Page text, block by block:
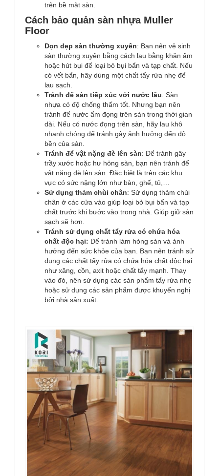
trên bề mặt sàn.
Cách bảo quản sàn nhựa Muller
Floor
Dọn dẹp sàn thường xuyên: Bạn nên vệ sinh
sàn thường xuyên bằng cách lau bằng khăn ẩm
hoặc hút bụi để loại bỏ bụi bẩn và tạp chất. Nếu
có vết bẩn, hãy dùng một chất tẩy rửa nhẹ để
lau sạch.
Tránh để sàn tiếp xúc với nước lâu: Sàn
nhựa có độ chống thấm tốt. Nhưng bạn nên
tránh để nước ẩm đọng trên sàn trong thời gian
dài. Nếu có nước đọng trên sàn, hãy lau khô
nhanh chóng để tránh gây ảnh hưởng đến độ
bền của sàn.
Tránh để vật nặng đè lên sàn: Để tránh gây
trầy xước hoặc hư hỏng sàn, bạn nên tránh để
vật nặng đè lên sàn. Đặc biệt là trên các khu
vực có sức nặng lớn như bàn, ghế, tủ,…
Sử dụng thảm chùi chân: Sử dụng thảm chùi
chân ở các cửa vào giúp loại bỏ bụi bẩn và tạp
chất trước khi bước vào trong nhà. Giúp giữ sàn
sạch sẽ hơn.
Tránh sử dụng chất tẩy rửa có chứa hóa
chất độc hại: Để tránh làm hỏng sàn và ảnh
hưởng đến sức khỏe của bạn. Bạn nên tránh sử
dụng các chất tẩy rửa có chứa hóa chất độc hại
như xăng, cồn, axit hoặc chất tẩy mạnh. Thay
vào đó, nên sử dụng các sản phẩm tẩy rửa nhẹ
hoặc sử dụng các sản phẩm được khuyến nghị
bởi nhà sản xuất.